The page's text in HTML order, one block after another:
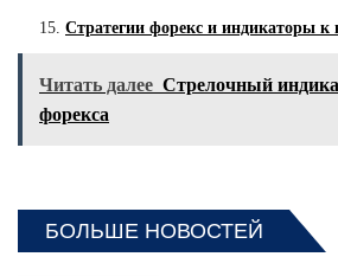
Стратегии форекс и индикаторы к
Читать далее Стрелочный
форекса
БОЛЬШЕ НОВОСТЕЙ